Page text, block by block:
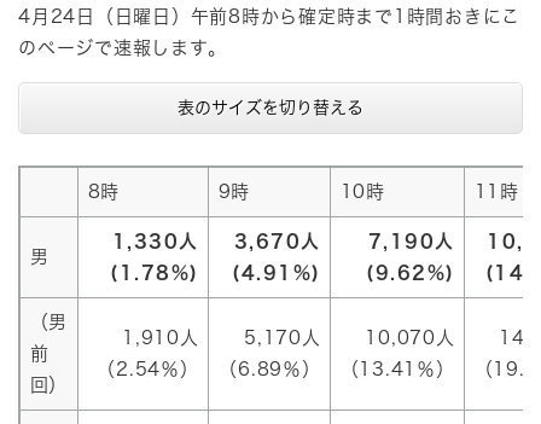
4月24日（日曜日）午前8時から確定時まで1時間おきにこ
のページで速報します。
表のサイズを切り替える
8時 9時 10時 11時
男
1,330人
(1.78%)
3,670人
(4.91%)
7,190人
(9.62%)
（男
前
回）
1,910人
（2.54％）
5,170人
（6.89％）
10,070人
（13.41％）
（